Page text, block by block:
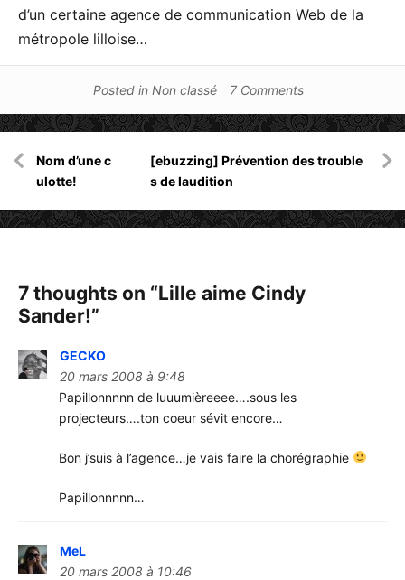
d’un certaine agence de communication Web de la
métropole lilloise…
Posted in Non classé 7 Comments
de
l’article
Nom d’une c
ulotte!
[ebuzzing] Prévention des trouble
s de laudition
7 thoughts on “Lille aime Cindy
Sander!”
GECKO
20 mars 2008 à 9:48
Papillonnnnn de luuumièreeee….sous les
projecteurs….ton coeur sévit encore…
Bon j’suis à l’agence…je vais faire la chorégraphie
Papillonnnnn…
MeL
20 mars 2008 à 10:46